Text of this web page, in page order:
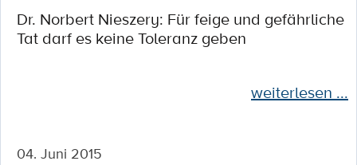
Dr. Norbert Nieszery: Für feige und gefährliche
Tat darf es keine Toleranz geben
weiterlesen ...
04. Juni 2015